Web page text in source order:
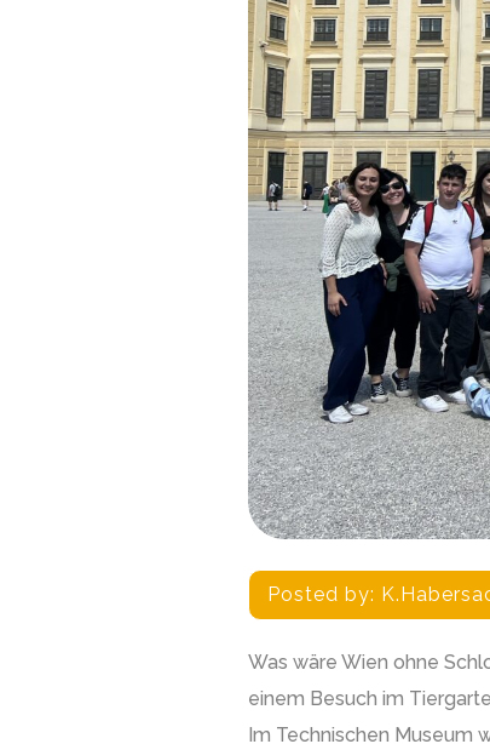
Posted by:
Was wäre Wien ohne
einem Besuch im
Im Technischen Museum